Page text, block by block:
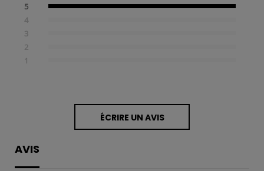
5
4
3
2
1
ÉCRIRE UN AVIS
AVIS